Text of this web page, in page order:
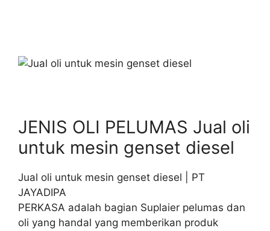
JENIS OLI PELUMAS Jual oli
untuk mesin genset diesel
Jual oli untuk mesin genset diesel | PT
JAYADIPA
PERKASA adalah bagian Suplaier pelumas dan
oli yang handal yang memberikan produk